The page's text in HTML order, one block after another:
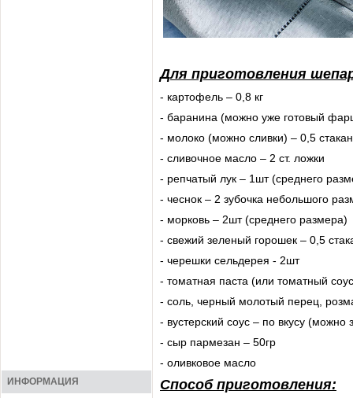
ИНФОРМАЦИЯ
Для приготовления
- картофель – 0,8 кг
- баранина (можно уже готовый
- молоко (можно сливки) – 0,5
- сливочное масло – 2 ст. ложки
- репчатый лук – 1шт (среднего
- чеснок – 2 зубочка небольшого
- морковь – 2шт (среднего размера)
- свежий зеленый горошек – 0,5
- черешки сельдерея - 2шт
- томатная паста (или томатный
- соль, черный молотый перец,
- вустерский соус – по вкусу
- сыр пармезан – 50гр
- оливковое масло
Способ приготовления: